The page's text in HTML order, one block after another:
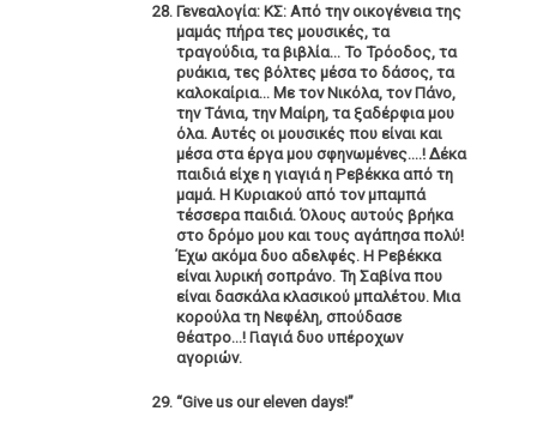
Γενεαλογία: ΚΣ: Από την οικογένεια της
μαμάς πήρα τες μουσικές, τα
τραγούδια, τα βιβλία… Το Τρόοδος, τα
ρυάκια, τες βόλτες μέσα το δάσος, τα
καλοκαίρια… Με τον Νικόλα, τον Πάνο,
την Τάνια, την Μαίρη, τα ξαδέρφια μου
όλα. Αυτές οι μουσικές που είναι και
μέσα στα έργα μου σφηνωμένες….! Δέκα
παιδιά είχε η γιαγιά η Ρεβέκκα από τη
μαμά. Η Κυριακού από τον μπαμπά
τέσσερα παιδιά. Όλους αυτούς βρήκα
στο δρόμο μου και τους αγάπησα πολύ!
Έχω ακόμα δυο αδελφές. Η Ρεβέκκα
είναι λυρική σοπράνο. Τη Σαβίνα που
είναι δασκάλα κλασικού μπαλέτου. Μια
κορούλα τη Νεφέλη, σπούδασε
θέατρο…! Γιαγιά δυο υπέροχων
αγοριών.
“Give us our eleven days!”